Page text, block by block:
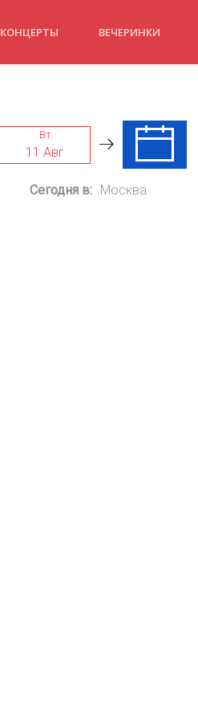
КОНЦЕРТЫ ВЕЧЕРИНКИ
Вт
11 Авг
Ср
Сегодня в: Москва